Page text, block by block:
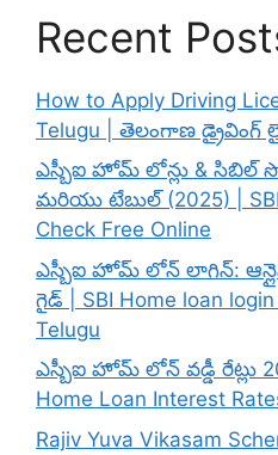
Recent
How to Apply Driving
Telugu | తెలంగాణ
ఎస్బీఐ హోమ్ లోన్లు & సిబిల్
మరియు టేబుల్ (2025) | SBI
Check Free Online
ఎస్బీఐ హోమ్ లోన్ లాగిన్:
గైడ్ | SBI Home loan
Telugu
ఎస్బీఐ హోమ్ లోన్ వడ్డీ రేట్లు
Home Loan Interest
Rajiv Yuva Vikasam